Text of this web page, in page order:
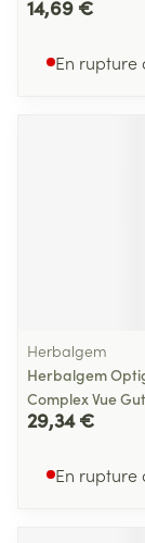
14,69 €
En rupture
Herbalgem
Herbalgem
Complex Vue
29,34 €
En rupture